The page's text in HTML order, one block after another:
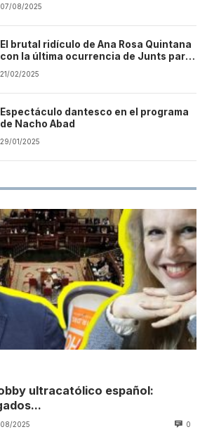
07/08/2025
El brutal ridículo de Ana Rosa Quintana
con la última ocurrencia de Junts para
defender a Ayuso
21/02/2025
Espectáculo dantesco en el programa
de Nacho Abad
29/01/2025
ultracatólico español:
2025 0